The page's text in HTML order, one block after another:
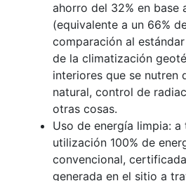
ahorro del 32% en base
(equivalente a un 66%
comparación al
de la climatización
interiores que se nutren
natural, control de
otras cosas.
Uso de energía limpia: a
utilización 100% de
convencional,
generada en el sitio a